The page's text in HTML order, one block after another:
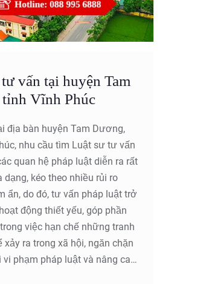
vấn tại huyện Tam
Vĩnh Phúc
địa bàn huyện Tam Dương,
nhu cầu tìm Luật sư tư vấn
quan hệ pháp luật diễn ra rất
dạng, kéo theo nhiều rủi ro
ẩn, do đó, tư vấn pháp luật trở
động thiết yếu, góp phần
việc hạn chế những tranh
xảy ra trong xã hội, ngăn chặn
vi phạm pháp luật và nâng cao